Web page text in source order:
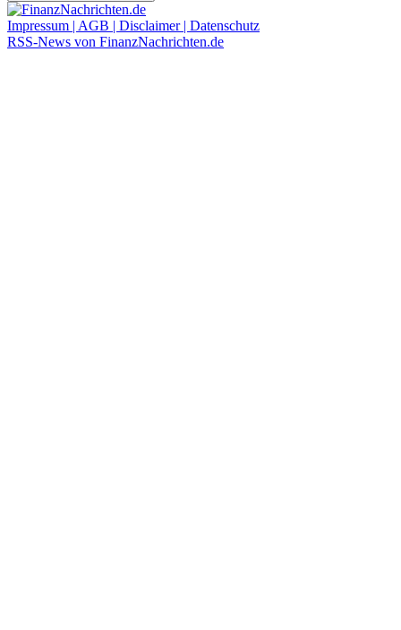
Impressum | AGB | Disclaimer | Datenschutz
RSS-News von FinanzNachrichten.de